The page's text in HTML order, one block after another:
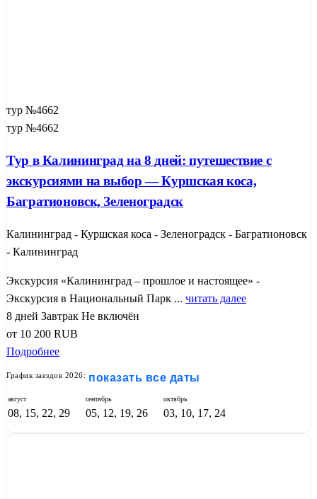
тур №4662
тур №4662
Тур в Калининград на 8 дней: путешествие с
экскурсиями на выбор — Куршская коса,
Багратионовск, Зеленоградск
Калининград - Куршская коса - Зеленоградск - Багратионовск
- Калининград
Экскурсия «Калининград – прошлое и настоящее» -
Экскурсия в Национальный Парк ... читать далее
8 дней Завтрак Не включён
от 10 200 RUB
Подробнее
График заездов 2026: показать все даты
август
08, 15, 22, 29
сентябрь
05, 12, 19, 26
октябрь
03, 10, 17, 24